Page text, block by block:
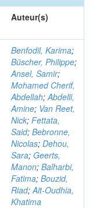
Auteur(s)
Benfodil, Karima;
Büscher, Philippe;
Ansel, Samir;
Mohamed Cherif,
Abdellah;Abdelli,
Amine; Van Reet,
Nick; Fettata,
Said; Bebronne,
Nicolas; Dehou,
Sara; Geerts,
Manon; Balharbi,
Fatima; Bouzid,
Riad;Ait-Oudhia,
Khatima